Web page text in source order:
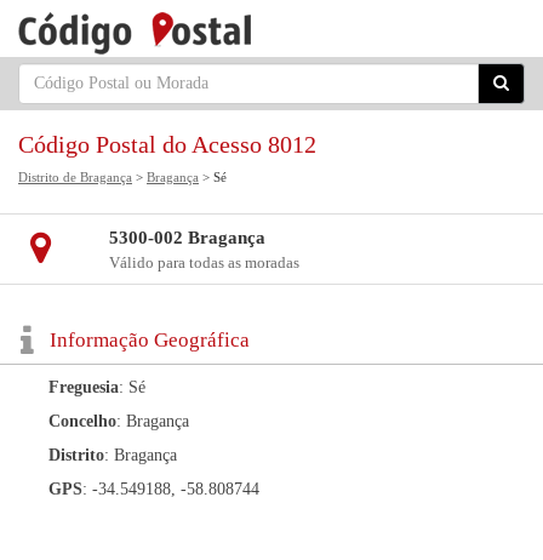
Código Postal do Acesso 8012
Distrito de Bragança > Bragança > Sé
5300-002 Bragança
Válido para todas as moradas
Informação Geográfica
Freguesia: Sé
Concelho: Bragança
Distrito: Bragança
GPS: -34.549188, -58.808744